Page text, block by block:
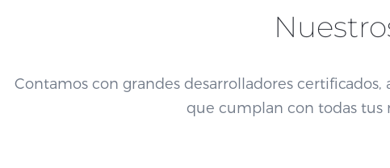
Contamos con grandes desarrolladores
que cumplan con todas tus